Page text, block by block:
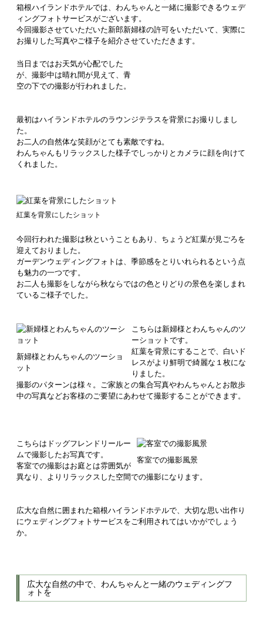
箱根ハイランドホテルでは、わんちゃんと一緒に撮影できるウェデ
ィングフォトサービスがございます。
今回撮影させていただいた新郎新婦様の許可をいただいて、実際に
お撮りした写真やご様子を紹介させていただきます。
当日まではお天気が心配でした
が、撮影中は晴れ間が見えて、青
空の下での撮影が行われました。
最初はハイランドホテルのラウンジテラスを背景にお撮りしまし
た。
お二人の自然体な笑顔がとても素敵ですね。
わんちゃんもリラックスした様子でしっかりとカメラに顔を向けて
くれました。
紅葉を背景にしたショット
今回行われた撮影は秋ということもあり、ちょうど紅葉が見ごろを
迎えておりました。
ガーデンウェディングフォトは、季節感をとりいれられるという点
も魅力の一つです。
お二人も撮影をしながら秋ならではの色とりどりの景色を楽しまれ
ているご様子でした。
新婦様とわんちゃんのツーショ
ット
こちらは新婦様とわんちゃんのツ
ーショットです。
紅葉を背景にすることで、白いド
レスがより鮮明で綺麗な１枚にな
りました。
撮影のパターンは様々。ご家族との集合写真やわんちゃんとお散歩
中の写真などお客様のご要望にあわせて撮影することができます。
客室での撮影風景
こちらはドッグフレンドリールー
ムで撮影したお写真です。
客室での撮影はお庭とは雰囲気が
異なり、よりリラックスした空間での撮影になります。
広大な自然に囲まれた箱根ハイランドホテルで、大切な思い出作り
にウェディングフォトサービスをご利用されてはいかがでしょう
か。
広大な自然の中で、わんちゃんと一緒のウェディングフ
ォトを